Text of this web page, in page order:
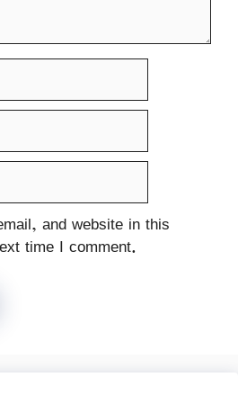
and website in this
time I comment.